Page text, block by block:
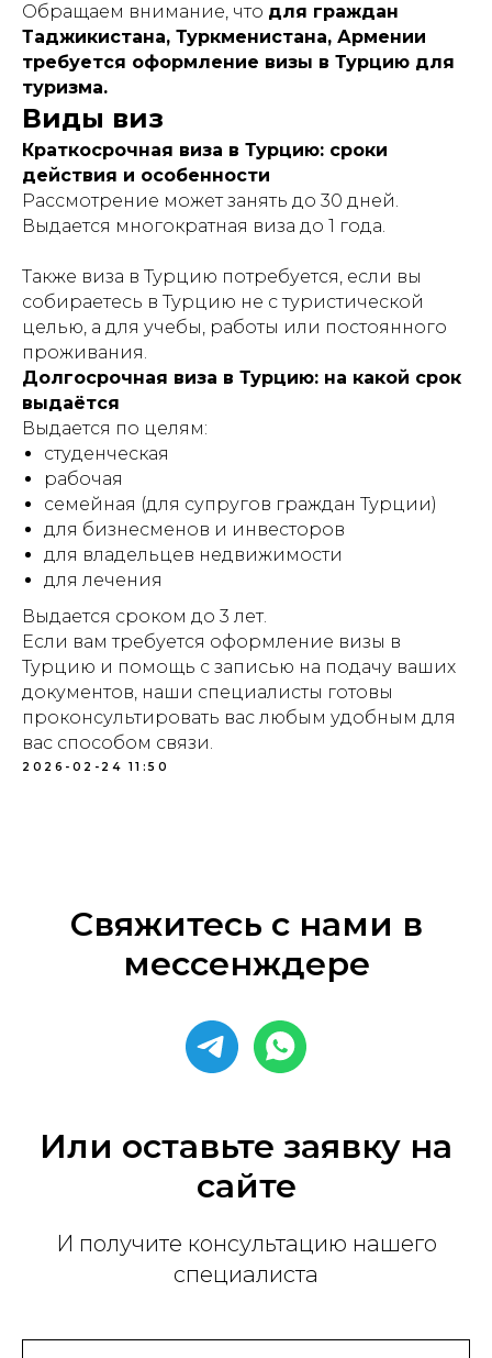
Обращаем внимание, что для граждан
Таджикистана, Туркменистана, Армении
требуется оформление визы в Турцию для
туризма.
Виды виз
Краткосрочная виза в Турцию: сроки
действия и особенности
Рассмотрение может занять до 30 дней.
Выдается многократная виза до 1 года.
Также виза в Турцию потребуется, если вы
собираетесь в Турцию не с туристической
целью, а для учебы, работы или постоянного
проживания.
Долгосрочная виза в Турцию: на какой срок
выдаётся
Выдается по целям:
студенческая
рабочая
семейная (для супругов граждан Турции)
для бизнесменов и инвесторов
для владельцев недвижимости
для лечения
Выдается сроком до 3 лет.
Если вам требуется оформление визы в
Турцию и помощь с записью на подачу ваших
документов, наши специалисты готовы
проконсультировать вас любым удобным для
вас способом связи.
2026-02-24 11:50
Свяжитесь с нами в
мессенждере
Или оставьте заявку на
сайте
И получите консультацию нашего
специалиста